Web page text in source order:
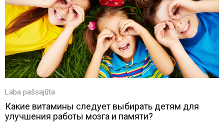
Laba pašsajūta
Какие витамины следует выбирать детям для
улучшения работы мозга и памяти?